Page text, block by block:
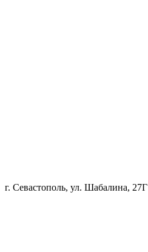
г. Севастополь, ул. Шабалина, 27Г